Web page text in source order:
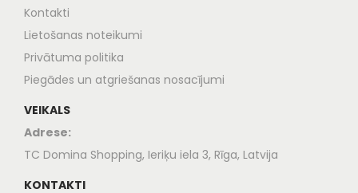
Kontakti
Lietošanas noteikumi
Privātuma politika
Piegādes un atgriešanas nosacījumi
VEIKALS
Adrese:
TC Domina Shopping, Ieriķu iela 3, Rīga, Latvija
KONTAKTI